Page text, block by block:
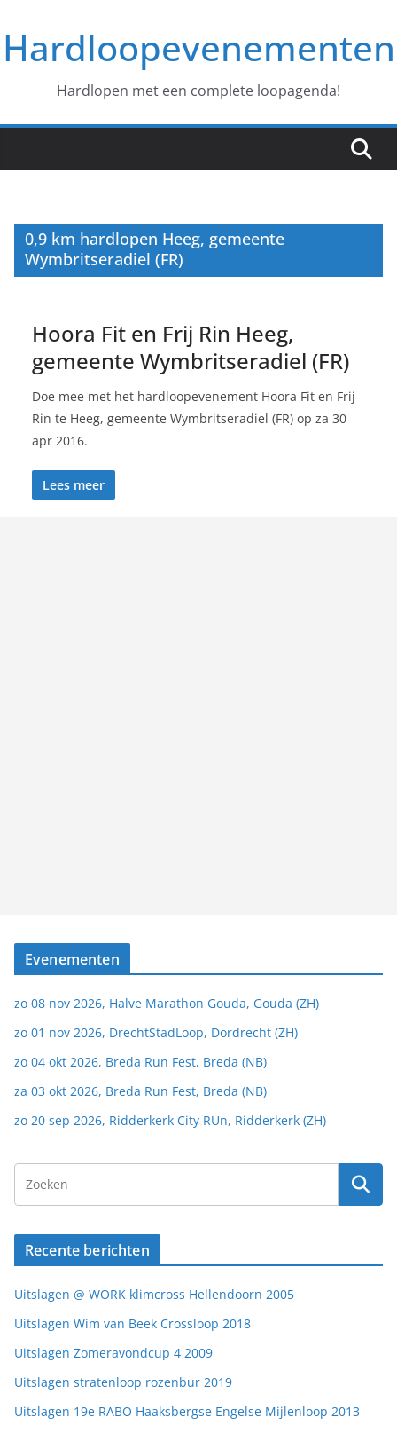
naar
deHardloopevenementen
Hardlopen met een complete loopagenda!
0,9 km hardlopen Heeg, gemeente
Wymbritseradiel (FR)
Hoora Fit en Frij Rin Heeg,
gemeente Wymbritseradiel (FR)
Doe mee met het hardloopevenement Hoora Fit en Frij
Rin te Heeg, gemeente Wymbritseradiel (FR) op za 30
apr 2016.
Lees meer
Evenementen
zo 08 nov 2026, Halve Marathon Gouda, Gouda (ZH)
zo 01 nov 2026, DrechtStadLoop, Dordrecht (ZH)
zo 04 okt 2026, Breda Run Fest, Breda (NB)
za 03 okt 2026, Breda Run Fest, Breda (NB)
zo 20 sep 2026, Ridderkerk City RUn, Ridderkerk (ZH)
Recente berichten
Uitslagen @ WORK klimcross Hellendoorn 2005
Uitslagen Wim van Beek Crossloop 2018
Uitslagen Zomeravondcup 4 2009
Uitslagen stratenloop rozenbur 2019
Uitslagen 19e RABO Haaksbergse Engelse Mijlenloop 2013